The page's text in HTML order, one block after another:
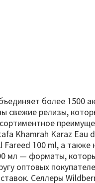
более 1500
свежие релизы,
Khamrah Karaz Eau
Fareed 100 ml, а
мл — форматы,
оптовых
Селлеры